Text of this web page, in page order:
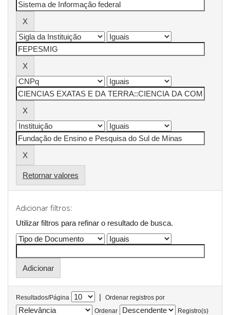
Retornar valores
Adicionar filtros:
Utilizar filtros para refinar o resultado de busca.
Resultados/Página |
Ordenar registros por
Ordenar
Registro(s)